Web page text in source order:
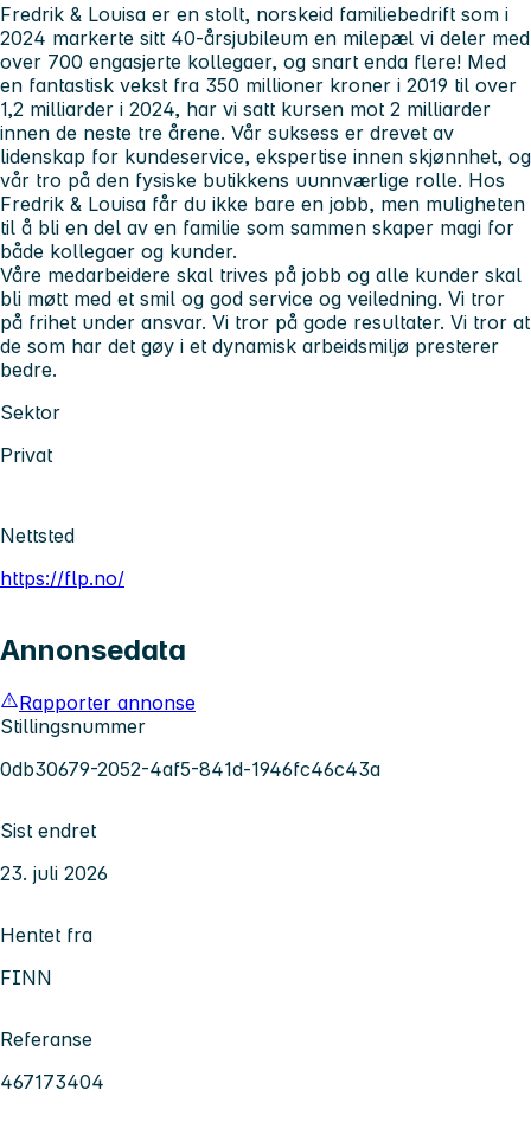
Fredrik & Louisa er en stolt, norskeid familiebedrift som i
2024 markerte sitt 40-årsjubileum en milepæl vi deler med
over 700 engasjerte kollegaer, og snart enda flere! Med
en fantastisk vekst fra 350 millioner kroner i 2019 til over
1,2 milliarder i 2024, har vi satt kursen mot 2 milliarder
innen de neste tre årene. Vår suksess er drevet av
lidenskap for kundeservice, ekspertise innen skjønnhet, og
vår tro på den fysiske butikkens uunnværlige rolle. Hos
Fredrik & Louisa får du ikke bare en jobb, men muligheten
til å bli en del av en familie som sammen skaper magi for
både kollegaer og kunder.
Våre medarbeidere skal trives på jobb og alle kunder skal
bli møtt med et smil og god service og veiledning. Vi tror
på frihet under ansvar. Vi tror på gode resultater. Vi tror at
de som har det gøy i et dynamisk arbeidsmiljø presterer
bedre.
Sektor
Privat
Nettsted
https://flp.no/
Annonsedata
Rapporter annonse
Stillingsnummer
0db30679-2052-4af5-841d-1946fc46c43a
Sist endret
23. juli 2026
Hentet fra
FINN
Referanse
467173404